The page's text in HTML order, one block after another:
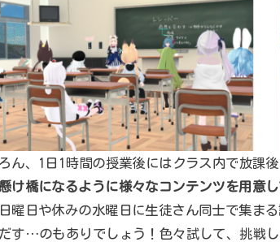
ん、1日1時間の授業後にはクラス内で放課
け橋になるように様々なコンテンツを用意
曜日や休みの水曜日に生徒さん同士で集ま
す…のもありでしょう！色々試して、挑戦